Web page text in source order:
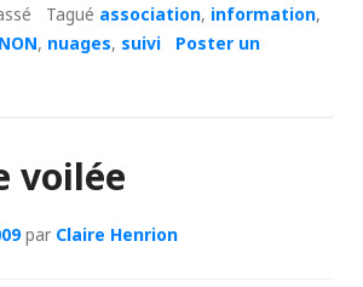
Tagué association, information,
NON, nuages, suivi
Poster un
voilée
par Claire Henrion